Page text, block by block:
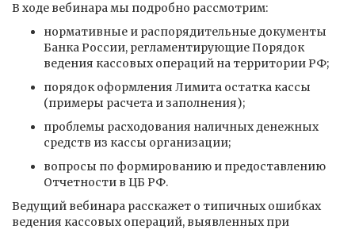
В ходе вебинара мы подробно рассмотрим:
нормативные и распорядительные документы
Банка России, регламентирующие Порядок
ведения кассовых операций на территории РФ;
порядок оформления Лимита остатка кассы
(примеры расчета и заполнения);
проблемы расходования наличных денежных
средств из кассы организации;
вопросы по формированию и предоставлению
Отчетности в ЦБ РФ.
Ведущий вебинара расскажет о типичных ошибках
ведения кассовых операций, выявленных при